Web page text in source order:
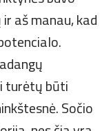
aš manau, kad
turėtų būti
Sočio